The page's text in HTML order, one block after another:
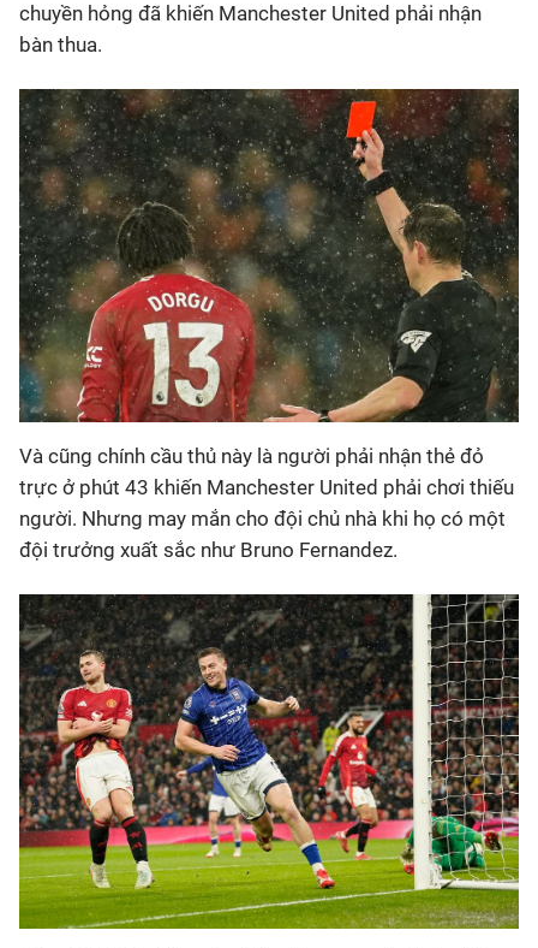
Các môn khác
VIDEO
Bên lề
chuyền hỏng đã khiến Manchester United phải nhận
bàn thua.
Và cũng chính cầu thủ này là người phải nhận thẻ đỏ
trực ở phút 43 khiến Manchester United phải chơi thiếu
người. Nhưng may mắn cho đội chủ nhà khi họ có một
đội trưởng xuất sắc như Bruno Fernandez.